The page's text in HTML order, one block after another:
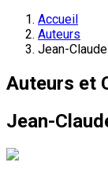
Accueil
Auteurs
Jean-
Auteurs et
Jean-